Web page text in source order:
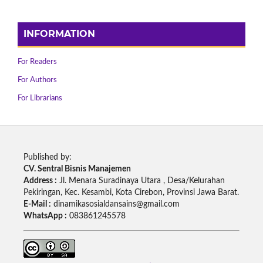
INFORMATION
For Readers
For Authors
For Librarians
Published by:
CV. Sentral Bisnis Manajemen
Address : Jl. Menara Suradinaya Utara , Desa/Kelurahan
Pekiringan, Kec. Kesambi, Kota Cirebon, Provinsi Jawa Barat.
E-Mail : dinamikasosialdansains@gmail.com
WhatsApp : 083861245578